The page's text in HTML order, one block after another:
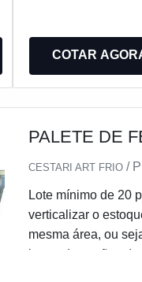
COTAR
PALETE DE
CESTARI ART FRIO /
Lote mínimo de 20
verticalizar o
mesma área, ou
leque de opções do
aproveitamento do